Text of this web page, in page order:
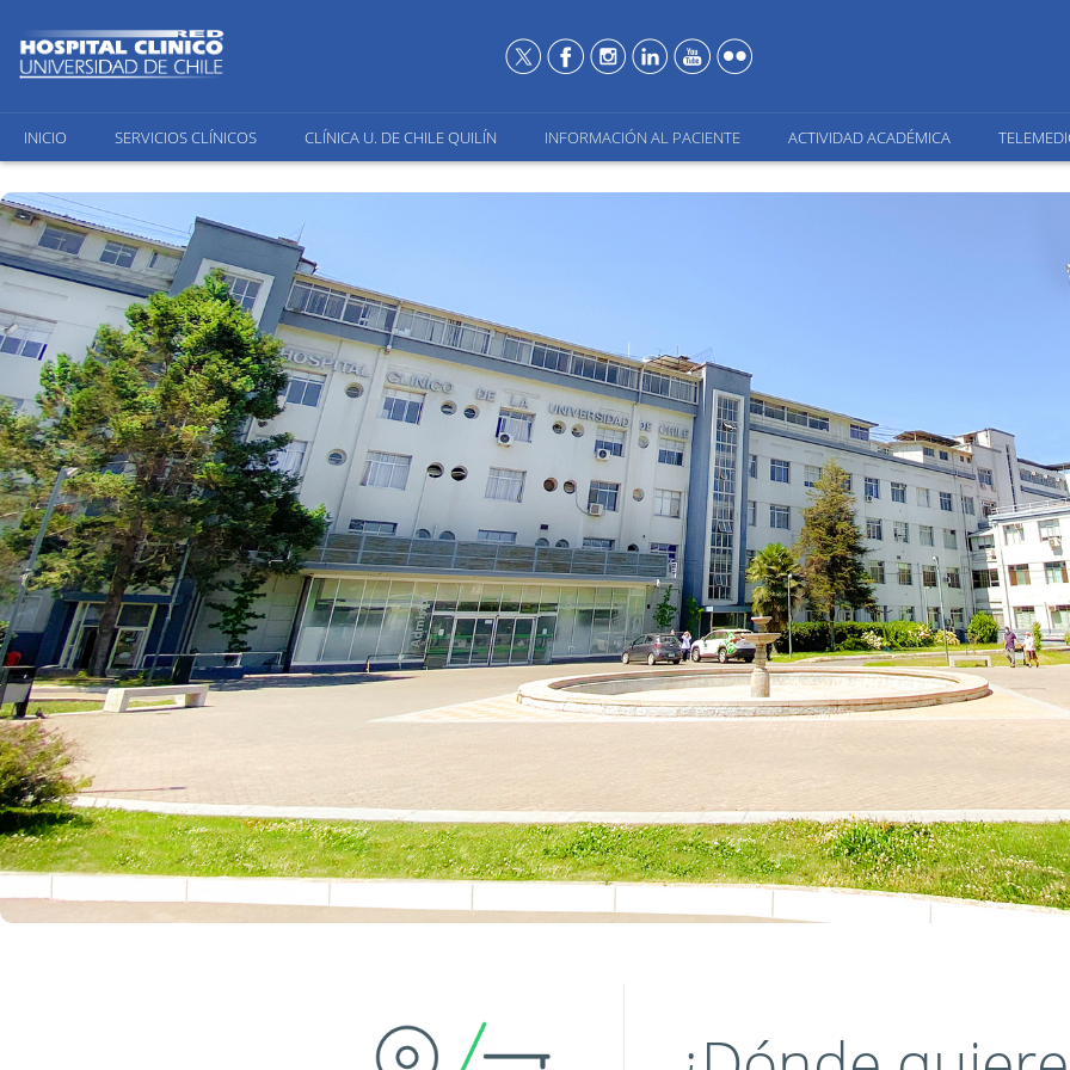
INICIO SERVICIOS CLÍNICOS CLÍNICA U. DE CHILE QUILÍN INFORMACIÓN AL PACIENTE ACTIVIDAD ACADÉMICA